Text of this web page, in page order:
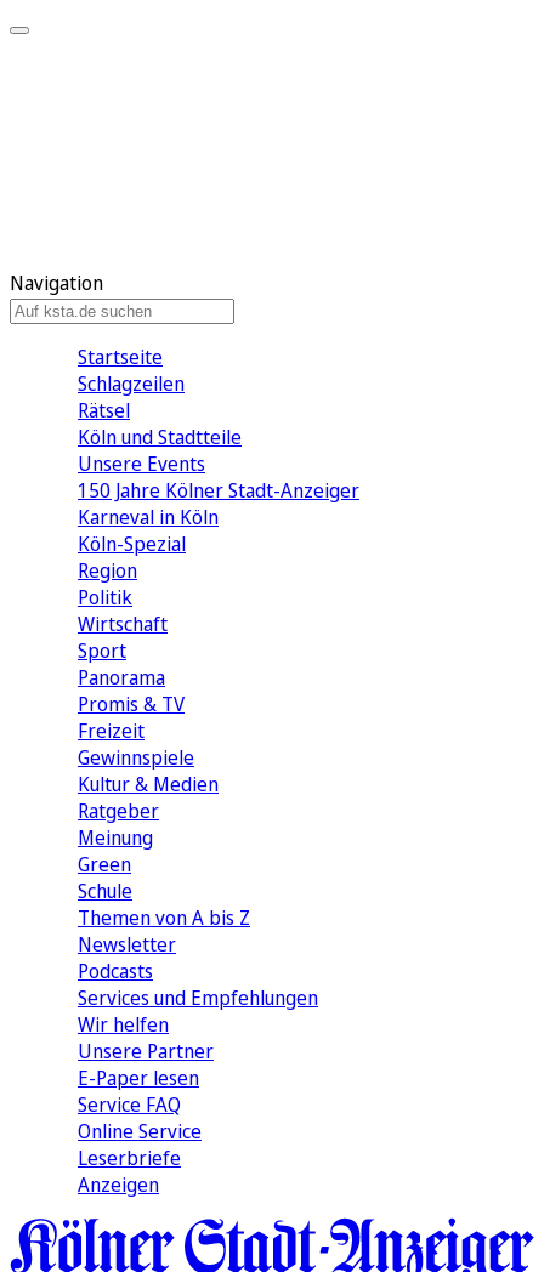
Navigation
Startseite
Schlagzeilen
Rätsel
Köln und Stadtteile
Unsere Events
150 Jahre Kölner Stadt-Anzeiger
Karneval in Köln
Köln-Spezial
Region
Politik
Wirtschaft
Sport
Panorama
Promis & TV
Freizeit
Gewinnspiele
Kultur & Medien
Ratgeber
Meinung
Green
Schule
Themen von A bis Z
Newsletter
Podcasts
Services und Empfehlungen
Wir helfen
Unsere Partner
E-Paper lesen
Service FAQ
Online Service
Leserbriefe
Anzeigen